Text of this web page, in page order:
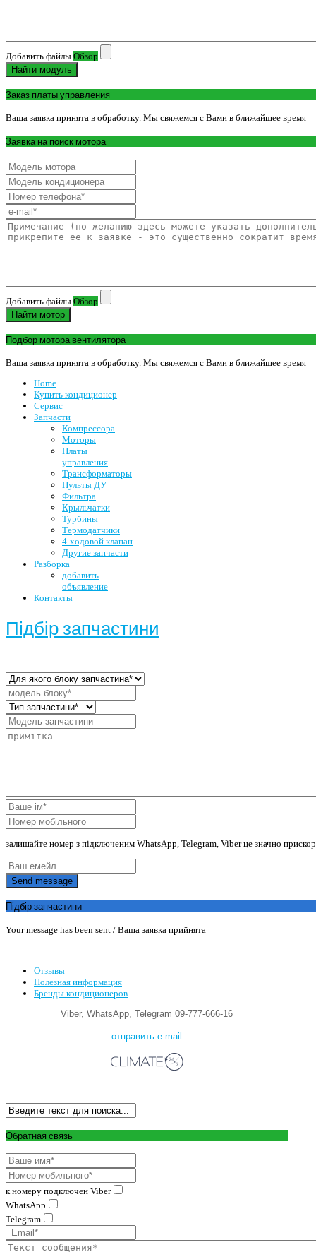
Добавить файлы Обзор
Найти модуль
Заказ платы управления
Ваша заявка принята в обработку. Мы свяжемся с Вами в ближайшее время
Заявка на поиск мотора
Добавить файлы Обзор
Найти мотор
Подбор мотора вентилятора
Ваша заявка принята в обработку. Мы свяжемся с Вами в ближайшее время
Home
Купить кондиционер
Сервис
Запчасти
Компрессора
Моторы
Платы
управления
Трансформаторы
Пульты ДУ
Фильтра
Крыльчатки
Турбины
Термодатчики
4-ходовой клапан
Другие запчасти
Разборка
добавить
объявление
Контакты
Підбір запчастини
залишайте номер з підключеним WhatsApp, Telegram, Viber це значно
Send message
Підбір запчастини
Your message has been sent / Ваша заявка прийнята
Отзывы
Полезная информация
Бренды кондиционеров
Viber, WhatsApp, Telegram 09-777-666-16
отправить e-mail
Обратная связь
к номеру подключен Viber
WhatsApp
Telegram